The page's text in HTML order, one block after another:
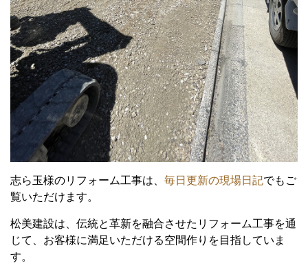
志ら玉様のリフォーム工事は、 毎日更新の現場日記でもご
覧いただけます。
松美建設は、伝統と革新を融合させたリフォーム工事を通
じて、お客様に満足いただける空間作りを目指していま
す。